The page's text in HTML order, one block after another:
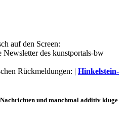
auf den Screen:
des kunstportals-bw
Rückmeldungen: | Hinkelstein-
und manchmal additiv kluge